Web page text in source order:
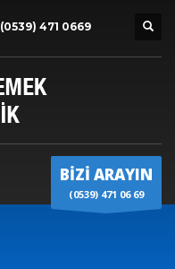
(0539) 471 0669
BİZİ ARAYIN
(0539) 471 06 69